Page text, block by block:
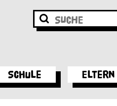
Schule Eltern